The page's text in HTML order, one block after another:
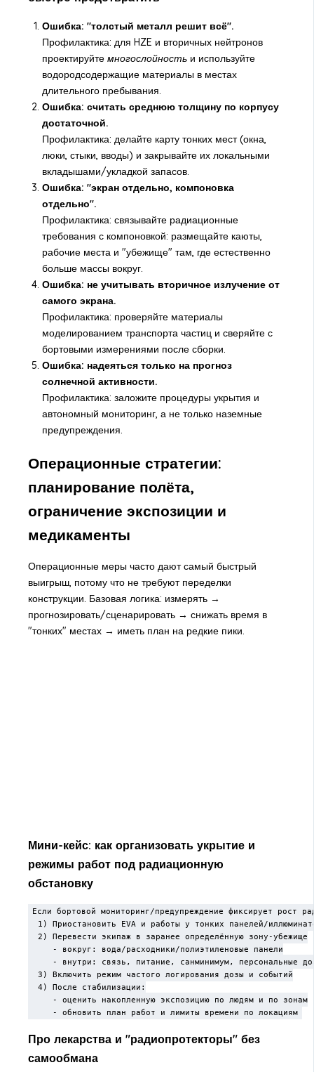
Ошибка: "толстый металл решит всё".
Профилактика: для HZE и вторичных нейтронов
проектируйте многослойностьи используйте
водородсодержащие материалы в местах
длительного пребывания.
Ошибка: считать среднюю толщину по корпусу
достаточной.
Профилактика: делайте карту тонких мест (окна,
люки, стыки, вводы) и закрывайте их локальными
вкладышами/укладкой запасов.
Ошибка: "экран отдельно, компоновка
отдельно".
Профилактика: связывайте радиационные
требования с компоновкой: размещайте каюты,
рабочие места и "убежище" там, где естественно
больше массы вокруг.
Ошибка: не учитывать вторичное излучение от
самого экрана.
Профилактика: проверяйте материалы
моделированием транспорта частиц и сверяйте с
бортовыми измерениями после сборки.
Ошибка: надеяться только на прогноз
солнечной активности.
Профилактика: заложите процедуры укрытия и
автономный мониторинг, а не только наземные
предупреждения.
Операционные стратегии:
планирование полёта,
ограничение экспозиции и
медикаменты
Операционные меры часто дают самый быстрый
выигрыш, потому что не требуют переделки
конструкции. Базовая логика: измерять →
прогнозировать/сценарировать → снижать время в
"тонких" местах → иметь план на редкие пики.
Мини-кейс: как организовать укрытие и
режимы работ под радиационную
обстановку
Если бортовой мониторинг/предупреждение фиксирует рост
1) Приостановить EVA и работы у тонких панелей/
  2) Перевести экипаж в заранее определённую зону-убежище
     - вокруг: вода/расходники/полиэтиленовые панели
- внутри: связь, питание, санминимум, персональные
  3) Включить режим частого логирования дозы и событий
  4) После стабилизации:
     - оценить накопленную экспозицию по людям и по зонам
     - обновить план работ и лимиты времени по локациям
Про лекарства и "радиопротекторы" без
самообмана